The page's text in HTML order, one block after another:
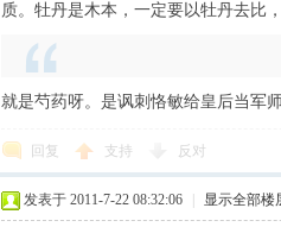
质。牡丹是木本，一定要以牡丹去比
就是芍药呀。是讽刺恪敏给皇后当军
回复 支持 反对
发表于 2011-7-22 08:32:06 显示全部楼